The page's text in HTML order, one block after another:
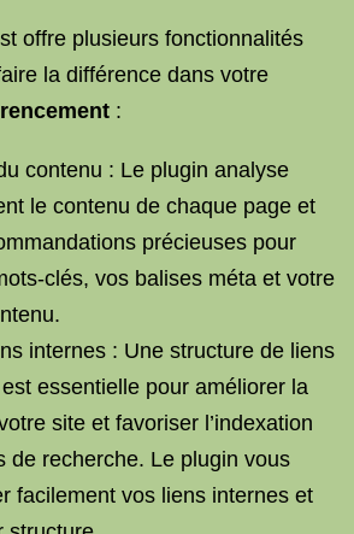
offre plusieurs fonctionnalités
la différence dans votre
:
contenu : Le plugin analyse
le contenu de chaque page et
précieuses pour
clés, vos balises méta et votre
internes : Une structure de liens
essentielle pour améliorer la
site et favoriser l’indexation
de recherche. Le plugin vous
facilement vos liens internes et